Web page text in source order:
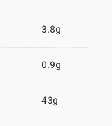
3.8g
0.9g
43g